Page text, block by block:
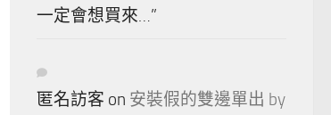
一定會想買來…”
匿名訪客 on 安裝假的雙邊單出 by